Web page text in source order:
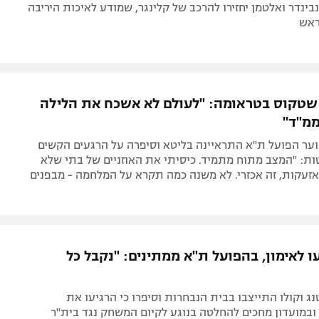
ואלטמן יחזירו להרכב של קלינגר, שמודע לאיכות היריבה
בטראומה: "לעולם לא אשכח את הלילה
הפועל ת"א התראיינה בליטא וסיפרה על הרגעים הקשים
"המצב מתוח מתמיד. כיסיתי את האוזניים של בתי שלא
זה אכזרי. לא משנה כמה תקרא על המלחמה - מבפנים
לאימון, בהפועל ת"א ממתינים: "נקבל כל
וקולו התייצבו בבית הנבחרות וסיפרו כי הרגיעו את
מחכים להחלטה בנוגע לקיום המשחק נגד בית"ר